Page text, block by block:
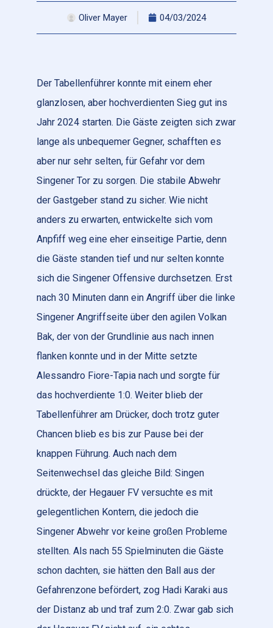
Oliver Mayer 04/03/2024
Der Tabellenführer konnte mit einem eher
glanzlosen, aber hochverdienten Sieg gut ins
Jahr 2024 starten. Die Gäste zeigten sich zwar
lange als unbequemer Gegner, schafften es
aber nur sehr selten, für Gefahr vor dem
Singener Tor zu sorgen. Die stabile Abwehr
der Gastgeber stand zu sicher. Wie nicht
anders zu erwarten, entwickelte sich vom
Anpfiff weg eine eher einseitige Partie, denn
die Gäste standen tief und nur selten konnte
sich die Singener Offensive durchsetzen. Erst
nach 30 Minuten dann ein Angriff über die linke
Singener Angriffseite über den agilen Volkan
Bak, der von der Grundlinie aus nach innen
flanken konnte und in der Mitte setzte
Alessandro Fiore-Tapia nach und sorgte für
das hochverdiente 1:0. Weiter blieb der
Tabellenführer am Drücker, doch trotz guter
Chancen blieb es bis zur Pause bei der
knappen Führung. Auch nach dem
Seitenwechsel das gleiche Bild: Singen
drückte, der Hegauer FV versuchte es mit
gelegentlichen Kontern, die jedoch die
Singener Abwehr vor keine großen Probleme
stellten. Als nach 55 Spielminuten die Gäste
schon dachten, sie hätten den Ball aus der
Gefahrenzone befördert, zog Hadi Karaki aus
der Distanz ab und traf zum 2:0. Zwar gab sich